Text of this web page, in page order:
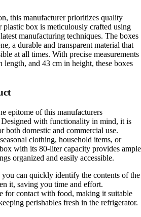
this manufacturer prioritizes quality
plastic box is meticulously crafted using
manufacturing techniques. The boxes
a durable and transparent material that
at all times. With precise measurements
and 43 cm in height, these boxes
epitome of this manufacturers
with functionality in mind, it is
both domestic and commercial use.
clothing, household items, or
with its 80-liter capacity provides ample
organized and easily accessible.
you can quickly identify the contents of the
it, saving you time and effort.
for contact with food, making it suitable
perishables fresh in the refrigerator.